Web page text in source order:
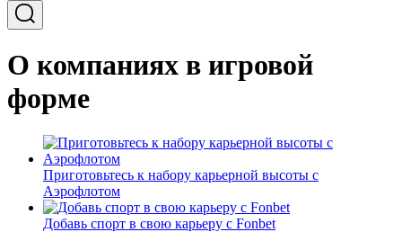
О компаниях в игровой
форме
Приготовьтесь к набору карьерной высоты с
Аэрофлотом
Добавь спорт в свою карьеру с Fonbet